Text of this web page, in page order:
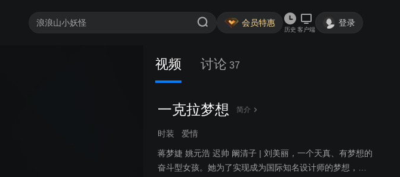
会员特惠
历史 客户端
登录
视频 讨论 37
一克拉梦想 简介
时装 爱情
蒋梦婕 姚元浩 迟帅 阚清子 | 刘美丽，一个天真、有梦想的
奋斗型女孩。她为了实现成为国际知名设计师的梦想，走